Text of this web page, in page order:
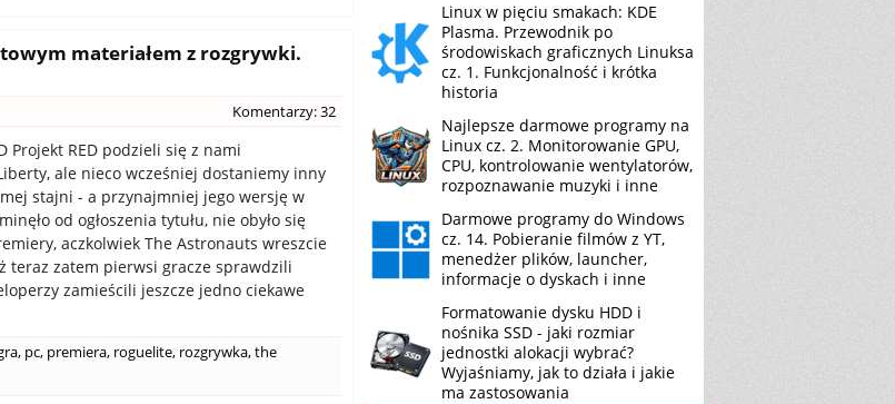
materiałem z rozgrywki.
Komentarzy: 32
Projekt RED podzieli się z nami
ale nieco wcześniej dostaniemy inny
stajni - a przynajmniej jego wersję w
od ogłoszenia tytułu, nie obyło się
aczkolwiek The Astronauts wreszcie
teraz zatem pierwsi gracze sprawdzili
zamieścili jeszcze jedno ciekawe
, pc, premiera, roguelite, rozgrywka,the
Linux w pięciu smakach: KDE
Plasma. Przewodnik po
środowiskach graficznych Linuksa
cz. 1. Funkcjonalność i krótka
historia
Najlepsze darmowe programy na
Linux cz. 2. Monitorowanie GPU,
CPU, kontrolowanie wentylatorów,
rozpoznawanie muzyki i inne
Darmowe programy do Windows
cz. 14. Pobieranie filmów z YT,
menedżer plików, launcher,
informacje o dyskach i inne
Formatowanie dysku HDD i
nośnika SSD - jaki rozmiar
jednostki alokacji wybrać?
Wyjaśniamy, jak to działa i jakie
ma zastosowania